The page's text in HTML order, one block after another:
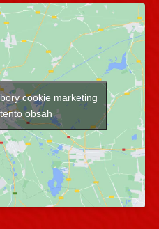
cookie marketing
obsah